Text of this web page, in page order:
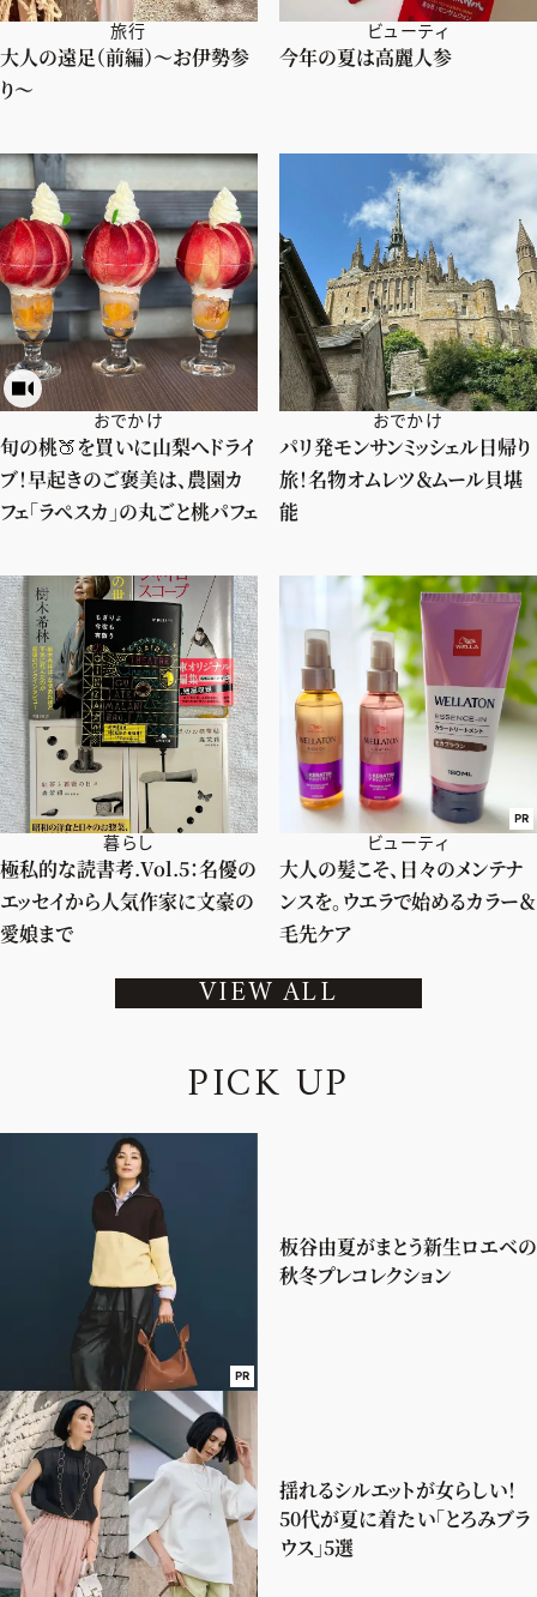
旅行
大人の遠足（前編）〜お伊勢参
り〜
ビューティ
今年の夏は高麗人参
おでかけ
旬の桃🍑を買いに山梨へドライ
ブ！早起きのご褒美は、農園カ
フェ「ラぺスカ」の丸ごと桃パフェ
おでかけ
パリ発モンサンミッシェル日帰り
旅！名物オムレツ＆ムール貝堪
能
暮らし
極私的な読書考.Vol.5：名優の
エッセイから人気作家に文豪の
愛娘まで
PR
ビューティ
大人の髪こそ、日々のメンテナ
ンスを。ウエラで始めるカラー＆
毛先ケア
VIEW ALL
PICK UP
PR
板谷由夏がまとう新生ロエベの
秋冬プレコレクション
揺れるシルエットが女らしい！
50代が夏に着たい「とろみブラ
ウス」5選